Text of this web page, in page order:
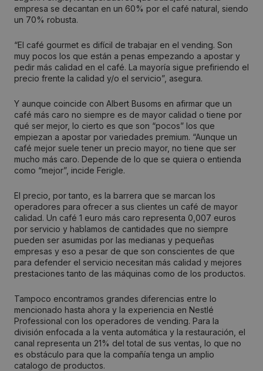
empresa se decantan en un 60% por el café natural, siendo
un 70% robusta.
“El café gourmet es difícil de trabajar en el vending. Son
muy pocos los que están a penas empezando a apostar y
pedir más calidad en el café. La mayoría sigue prefiriendo el
precio frente la calidad y/o el servicio”, asegura.
Y aunque coincide con Albert Busoms en afirmar que un
café más caro no siempre es de mayor calidad o tiene por
qué ser mejor, lo cierto es que son “pocos” los que
empiezan a apostar por variedades premium. “Aunque un
café mejor suele tener un precio mayor, no tiene que ser
mucho más caro. Depende de lo que se quiera o entienda
como “mejor”, incide Ferigle.
El precio, por tanto, es la barrera que se marcan los
operadores para ofrecer a sus clientes un café de mayor
calidad. Un café 1 euro más caro representa 0,007 euros
por servicio y hablamos de cantidades que no siempre
pueden ser asumidas por las medianas y pequeñas
empresas y eso a pesar de que son conscientes de que
para defender el servicio necesitan más calidad y mejores
prestaciones tanto de las máquinas como de los productos.
Tampoco encontramos grandes diferencias entre lo
mencionado hasta ahora y la experiencia en Nestlé
Professional con los operadores de vending. Para la
división enfocada a la venta automática y la restauración, el
canal representa un 21% del total de sus ventas, lo que no
es obstáculo para que la compañía tenga un amplio
catalogo de productos.